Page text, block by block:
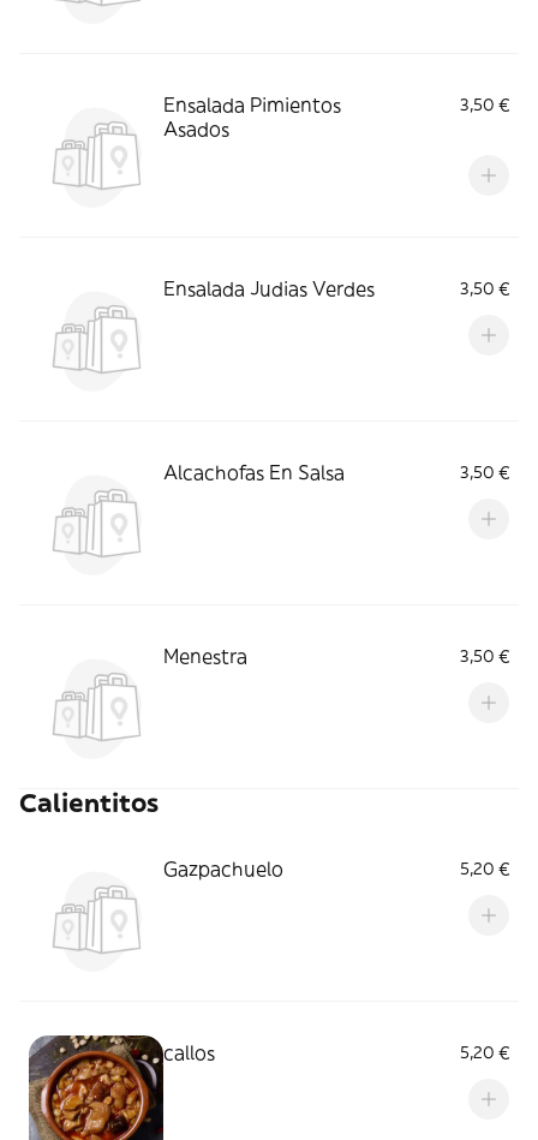
Ensalada Pimientos
Asados
3,50 €
Ensalada Judias Verdes 3,50 €
Alcachofas En Salsa 3,50 €
Menestra 3,50 €
Calientitos
Gazpachuelo 5,20 €
callos 5,20 €